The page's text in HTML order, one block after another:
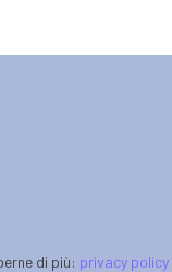
di più: privacy policy